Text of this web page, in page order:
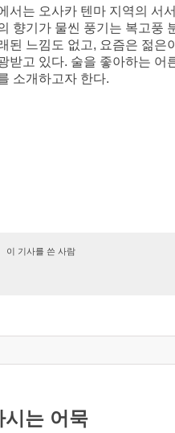
서는 오사카 텐마 지역의 서
향기가 물씬 풍기는 복고풍
된 느낌도 없고, 요즘은 젊은
받고 있다. 술을 좋아하는 어
소개하고자 한다.
이 기사를 쓴 사람
시는 어묵